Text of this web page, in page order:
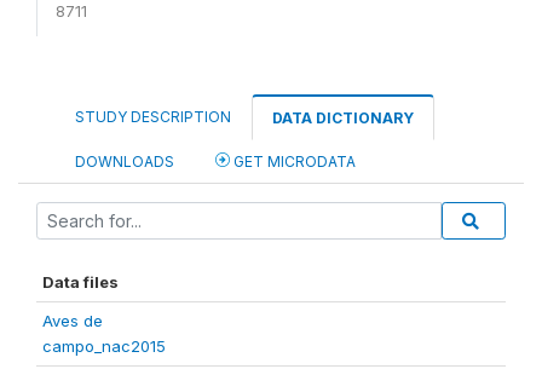
8711
STUDY DESCRIPTION DATA DICTIONARY
DOWNLOADS GET MICRODATA
Data files
Aves de
campo_nac2015